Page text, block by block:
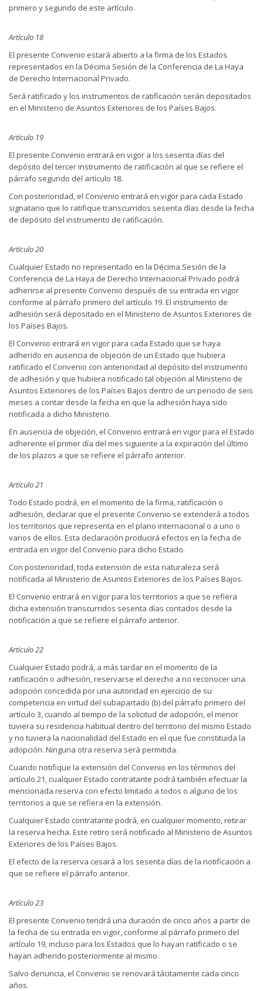
primero y segundo de este artículo.
Artículo 18
El presente Convenio estará abierto a la firma de los Estados
representados en la Décima Sesión de la Conferencia de La Haya
de Derecho Internacional Privado.
Será ratificado y los instrumentos de ratificación serán depositados
en el Ministerio de Asuntos Exteriores de los Países Bajos.
Artículo 19
El presente Convenio entrará en vigor a los sesenta días del
depósito del tercer instrumento de ratificación al que se refiere el
párrafo segundo del artículo 18.
Con posterioridad, el Convenio entrará en vigor para cada Estado
signatario que lo ratifique transcurridos sesenta días desde la fecha
de depósito del instrumento de ratificación.
Artículo 20
Cualquier Estado no representado en la Décima Sesión de la
Conferencia de La Haya de Derecho Internacional Privado podrá
adherirse al presente Convenio después de su entrada en vigor
conforme al párrafo primero del artículo 19. El instrumento de
adhesión será depositado en el Ministerio de Asuntos Exteriores de
los Países Bajos.
El Convenio entrará en vigor para cada Estado que se haya
adherido en ausencia de objeción de un Estado que hubiera
ratificado el Convenio con anterioridad al depósito del instrumento
de adhesión y que hubiera notificado tal objeción al Ministerio de
Asuntos Exteriores de los Países Bajos dentro de un periodo de seis
meses a contar desde la fecha en que la adhesión haya sido
notificada a dicho Ministerio.
En ausencia de objeción, el Convenio entrará en vigor para el Estado
adherente el primer día del mes siguiente a la expiración del último
de los plazos a que se refiere el párrafo anterior.
Artículo 21
Todo Estado podrá, en el momento de la firma, ratificación o
adhesión, declarar que el presente Convenio se extenderá a todos
los territorios que representa en el plano internacional o a uno o
varios de ellos. Esta declaración producirá efectos en la fecha de
entrada en vigor del Convenio para dicho Estado.
Con posterioridad, toda extensión de esta naturaleza será
notificada al Ministerio de Asuntos Exteriores de los Países Bajos.
El Convenio entrará en vigor para los territorios a que se refiera
dicha extensión transcurridos sesenta días contados desde la
notificación a que se refiere el párrafo anterior.
Artículo 22
Cualquier Estado podrá, a más tardar en el momento de la
ratificación o adhesión, reservarse el derecho a no reconocer una
adopción concedida por una autoridad en ejercicio de su
competencia en virtud del subapartado (b) del párrafo primero del
artículo 3, cuando al tiempo de la solicitud de adopción, el menor
tuviera su residencia habitual dentro del territorio del mismo Estado
y no tuviera la nacionalidad del Estado en el que fue constituida la
adopción. Ninguna otra reserva será permitida.
Cuando notifique la extensión del Convenio en los términos del
artículo 21, cualquier Estado contratante podrá también efectuar la
mencionada reserva con efecto limitado a todos o alguno de los
territorios a que se refiera en la extensión.
Cualquier Estado contratante podrá, en cualquier momento, retirar
la reserva hecha. Este retiro será notificado al Ministerio de Asuntos
Exteriores de los Países Bajos.
El efecto de la reserva cesará a los sesenta días de la notificación a
que se refiere el párrafo anterior.
Artículo 23
El presente Convenio tendrá una duración de cinco años a partir de
la fecha de su entrada en vigor, conforme al párrafo primero del
artículo 19, incluso para los Estados que lo hayan ratificado o se
hayan adherido posteriormente al mismo.
Salvo denuncia, el Convenio se renovará tácitamente cada cinco
años.